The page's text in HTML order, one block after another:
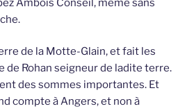
Ambois Conseil, même sans
de la Motte-Glain, et fait les
de Rohan seigneur de ladite terre.
des sommes importantes. Et
compte à Angers, et non à